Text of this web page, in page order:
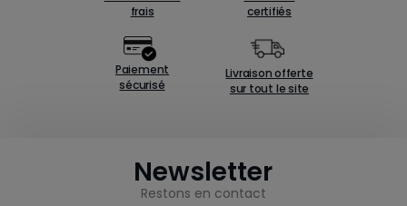
frais
certifiés
Paiement
sécurisé
Livraison offerte
sur tout le site
Newsletter
Restons en contact